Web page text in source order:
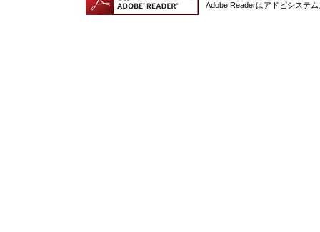
Adobe Readerはアドビシステ